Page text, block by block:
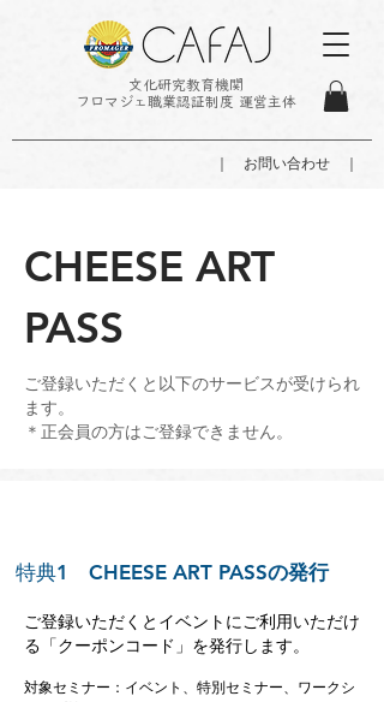
｜ お問い合わせ ｜
文化研究教育機関
フロマジェ職業認証制度 運営主体
CHEESE ART
PASS
ご登録いただくと以下のサービスが受けられ
ます。
＊正会員の方はご登録できません。
特典1 CHEESE ART PASSの発行
ご登録いただくとイベントにご利用いただけ
る「クーポンコード」を発行します。
対象セミナー： イベント、特別セミナー、ワークシ